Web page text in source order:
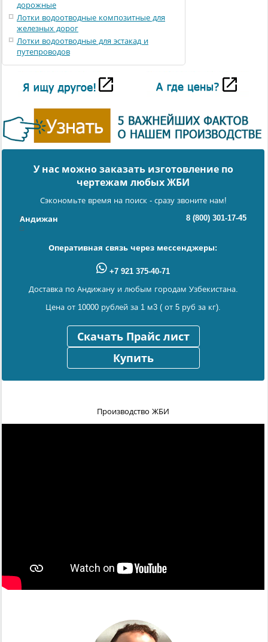
дорожные
Лотки водоотводные композитные для
железных дорог
Лотки водоотводные для эстакад и
путепроводов
У нас можно заказать изготовление по
чертежам любых ЖБИ
Сэкономьте время на поиск - сразу звоните нам!
Андижан 8 (800) 301-17-45
Оперативная связь через мессенджеры:
+7 921 375-40-71
Доставка по Андижану и любым городам Узбекистана.
Цена от 10000 рублей за 1 м3 ( от 5 руб за кг).
Скачать Прайс лист
Купить
Производство ЖБИ